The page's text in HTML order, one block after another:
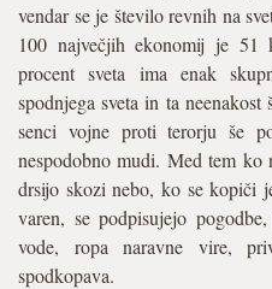
vendar se je število revnih na
100 največjih ekonomij je 51
procent sveta ima enak
spodnjega sveta in ta
senci vojne proti terorju še
nespodobno mudi. Med tem ko
drsijo skozi nebo, ko se kopiči
varen, se podpisujejo
vode, ropa naravne vire,
spodkopava.